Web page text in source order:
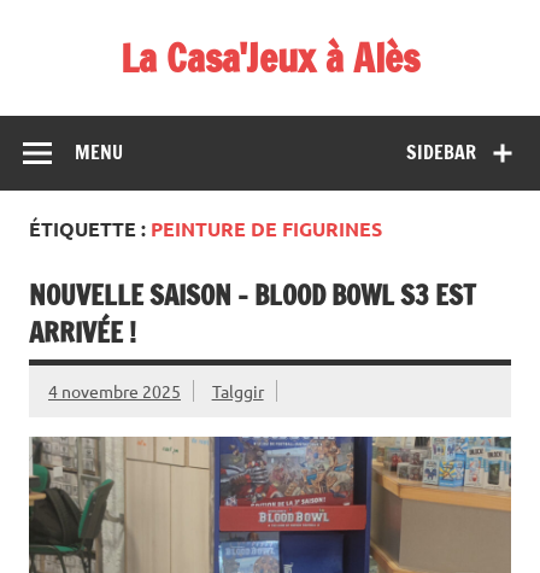
La Casa'Jeux à Alès
démos et de tournois
SIDEBAR
MENU
ÉTIQUETTE : PEINTURE DE FIGURINES
NOUVELLE SAISON – BLOOD BOWL S3 EST
ARRIVÉE !
4 novembre 2025 Talggir